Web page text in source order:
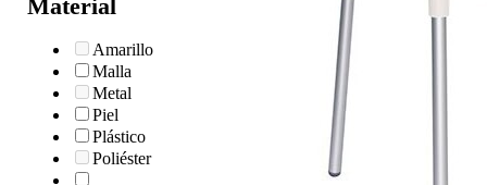
Material
Amarillo
Malla
Metal
Piel
Plástico
Poliéster